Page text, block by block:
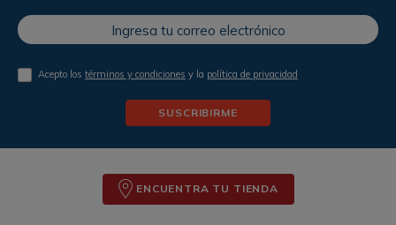
Acepto lostérminos y condiciones y la política de privacidad
SUSCRIBIRME
ENCUENTRA TU TIENDA